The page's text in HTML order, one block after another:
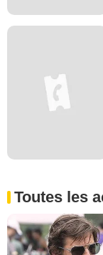
Toutes les